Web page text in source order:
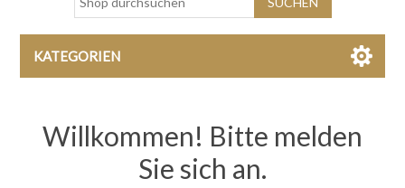
KATEGORIEN
Willkommen! Bitte melden
Sie sich an.